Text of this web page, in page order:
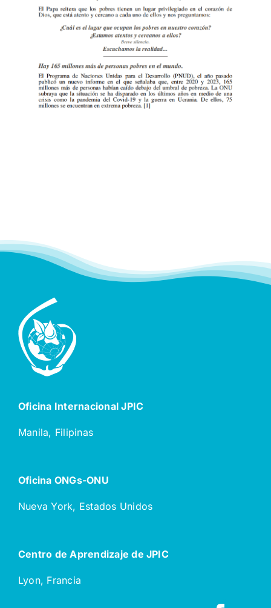
Oficina Internacional JPIC
Manila, Filipinas
Oficina ONGs-ONU
Nueva York, Estados Unidos
Centro de Aprendizaje de JPIC
Lyon, Francia